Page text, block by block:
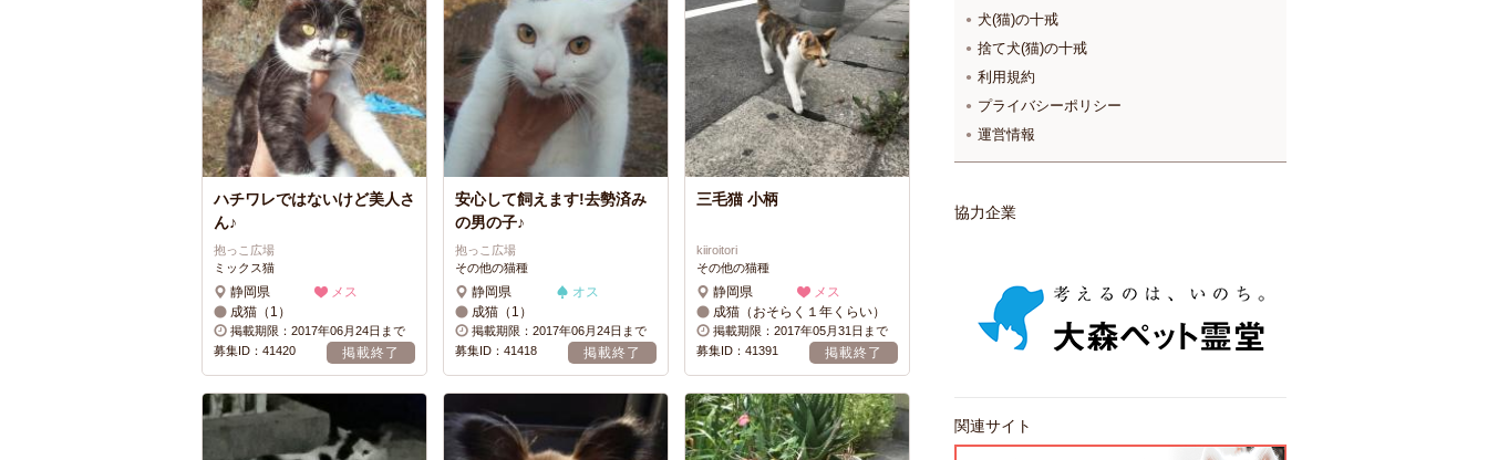
ハチワレではないけど美人さ
ん♪
抱っこ広場
ミックス猫
静岡県
メス
成猫（1）
掲載期限：2017年06月24日まで
募集ID：41420
掲載終了
安心して飼えます!去勢済み
の男の子♪
抱っこ広場
その他の猫種
静岡県
オス
成猫（1）
掲載期限：2017年06月24日まで
募集ID：41418
掲載終了
三毛猫 小柄
kiiroitori
その他の猫種
静岡県
メス
成猫（おそらく１年くらい）
掲載期限：2017年05月31日まで
募集ID：41391
掲載終了
犬(猫)の十戒
捨て犬(猫)の十戒
利用規約
プライバシーポリシー
運営情報
協力企業
関連サイト